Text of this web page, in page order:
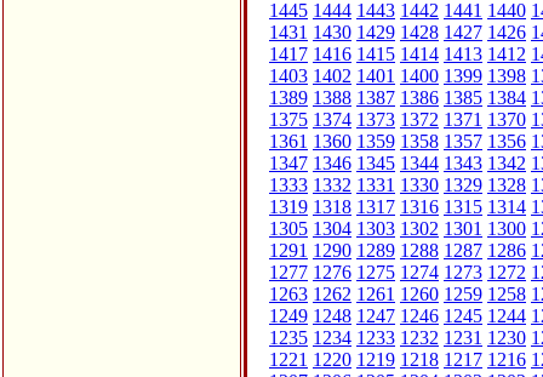
1445 1444 1443 1442 1441 1440
1431 1430 1429 1428 1427 1426
1417 1416 1415 1414 1413 1412
1403 1402 1401 1400 1399 1398
1389 1388 1387 1386 1385 1384
1375 1374 1373 1372 1371 1370
1361 1360 1359 1358 1357 1356
1347 1346 1345 1344 1343 1342
1333 1332 1331 1330 1329 1328
1319 1318 1317 1316 1315 1314
1305 1304 1303 1302 1301 1300
1291 1290 1289 1288 1287 1286
1277 1276 1275 1274 1273 1272
1263 1262 1261 1260 1259 1258
1249 1248 1247 1246 1245 1244
1235 1234 1233 1232 1231 1230
1221 1220 1219 1218 1217 1216